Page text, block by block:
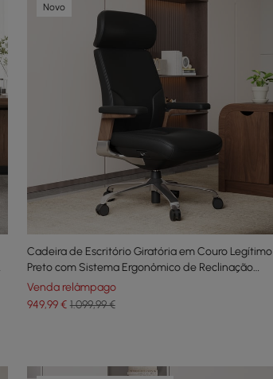
Novo
Cadeira de Escritório Giratória em Couro Legítimo
Preto com Sistema Ergonômico de Reclinação
Sincronizada
Venda relâmpago
949,99€ 1.099,99 €